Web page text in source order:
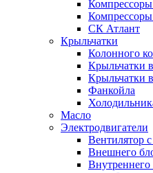
СК Атлант
Крыльчатки
Колонного
Крыльчатки
Крыльчатки
Фанкойла
Масло
Электродвигатели
Вентилятор
Внешнего
Внутреннего